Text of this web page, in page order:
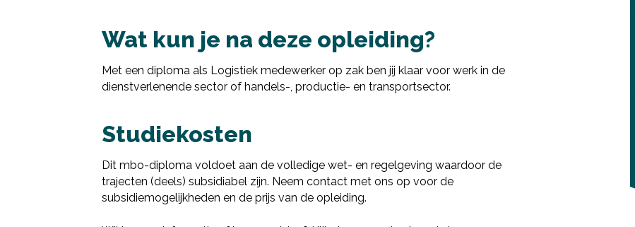
Wat kun je na deze opleiding?
Met een diploma als Logistiek medewerker op zak ben jij klaar voor werk in de
dienstverlenende sector of handels-, productie- en transportsector.
Studiekosten
Dit mbo-diploma voldoet aan de volledige wet- en regelgeving waardoor de
trajecten (deels) subsidiabel zijn. Neem contact met ons op voor de
subsidiemogelijkheden en de prijs van de opleiding.
Deel via LinkedIn